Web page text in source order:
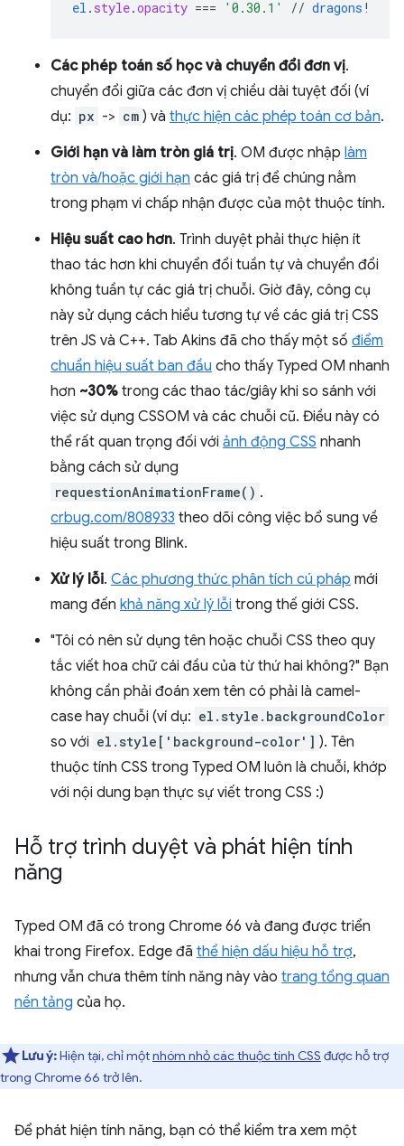
el . style.opacity === '0.30.1' // dragons !
Các phép toán số học và chuyển đổi đơn vị.
chuyển đổi giữa các đơn vị chiều dài tuyệt đối (ví
dụ: px -> cm ) và thực hiện các phép toán cơ bản.
Giới hạn và làm tròn giá trị. OM được nhập làm
tròn và/hoặc giới hạn các giá trị để chúng nằm
trong phạm vi chấp nhận được của một thuộc tính.
Hiệu suất cao hơn. Trình duyệt phải thực hiện ít
thao tác hơn khi chuyển đổi tuần tự và chuyển đổi
không tuần tự các giá trị chuỗi. Giờ đây, công cụ
này sử dụng cách hiểu tương tự về các giá trị CSS
trên JS và C++. Tab Akins đã cho thấy một số điểm
chuẩn hiệu suất ban đầu cho thấy Typed OM nhanh
hơn ~30% trong các thao tác/giây khi so sánh với
việc sử dụng CSSOM và các chuỗi cũ. Điều này có
thể rất quan trọng đối với ảnh động CSS nhanh
bằng cách sử dụng
requestionAnimationFrame() .
crbug.com/808933 theo dõi công việc bổ sung về
hiệu suất trong Blink.
Xử lý lỗi. Các phương thức phân tích cú pháp mới
mang đến khả năng xử lý lỗi trong thế giới CSS.
"Tôi có nên sử dụng tên hoặc chuỗi CSS theo quy
tắc viết hoa chữ cái đầu của từ thứ hai không?" Bạn
không cần phải đoán xem tên có phải là camel-
case hay chuỗi (ví dụ: el.style.backgroundColor
so với el.style['background-color'] ). Tên
thuộc tính CSS trong Typed OM luôn là chuỗi, khớp
với nội dung bạn thực sự viết trong CSS :)
Hỗ trợ trình duyệt và phát hiện tính
năng
Typed OM đã có trong Chrome 66 và đang được triển
khai trong Firefox. Edge đã thể hiện dấu hiệu hỗ trợ,
nhưng vẫn chưa thêm tính năng này vào trang tổng quan
nền tảng của họ.
Lưu ý:Hiện tại, chỉ mộtnhóm nhỏ các thuộc tính CSS được hỗ trợ
trong Chrome 66 trở lên.
Để phát hiện tính năng, bạn có thể kiểm tra xem một